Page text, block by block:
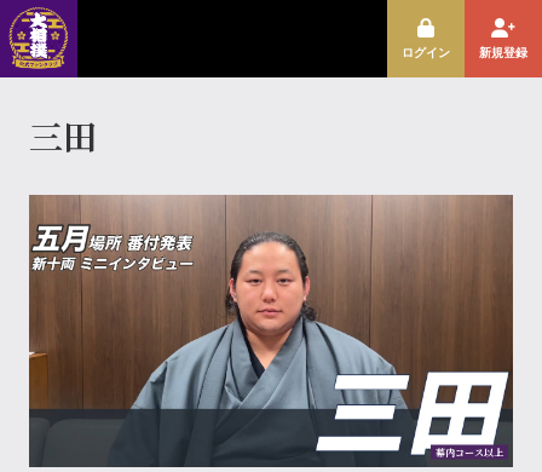
ログイン 新規登録
三田
幕内コース以上